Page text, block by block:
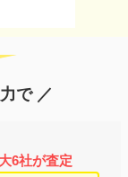
で ／
6社が査定